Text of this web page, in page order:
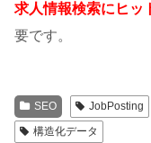
求人情報検索にヒッ
要です。
SEO JobPosting
構造化データ